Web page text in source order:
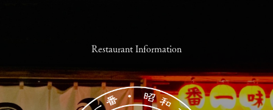
Restaurant Information